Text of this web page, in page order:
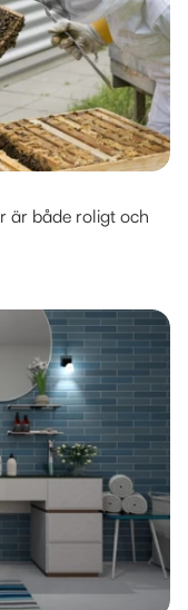
är både roligt och